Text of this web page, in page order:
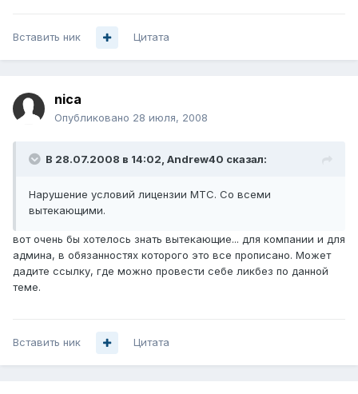
Вставить ник Цитата
nica
Опубликовано 28 июля, 2008
В 28.07.2008 в 14:02, Andrew40 сказал:
Нарушение условий лицензии МТС. Со всеми
вытекающими.
вот очень бы хотелось знать вытекающие... для компании и для
админа, в обязанностях которого это все прописано. Может
дадите ссылку, где можно провести себе ликбез по данной
теме.
Вставить ник Цитата